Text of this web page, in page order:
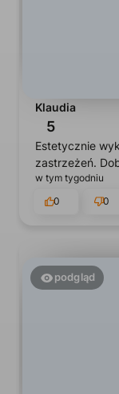
Klaudia
5
Estetycznie
zastrzeżeń.
w tym tygodniu
0
0
podgląd